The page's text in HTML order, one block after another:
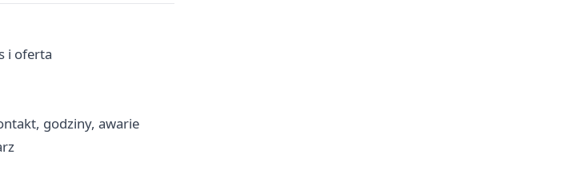
i oferta
godziny, awarie